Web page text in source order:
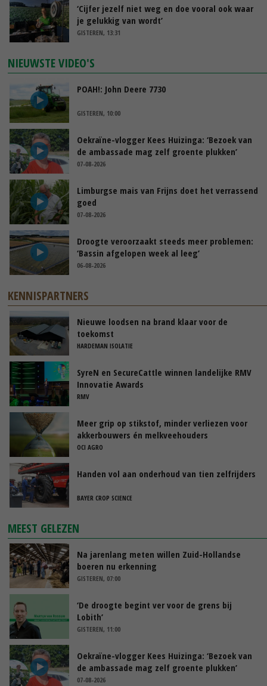
‘Cijfer jezelf niet weg en doe vooral ook waar
je gelukkig van wordt’
GISTEREN, 13:31
NIEUWSTE VIDEO'S
POAH!: John Deere 7730
GISTEREN, 10:00
Oekraïne-vlogger Kees Huizinga: ‘Bezoek van
de ambassade mag zelf groente plukken’
07-08-2026
Limburgse mais van Frijns doet het verrassend
goed
07-08-2026
Droogte veroorzaakt steeds meer problemen:
‘Bassin afgelopen week al leeg’
06-08-2026
KENNISPARTNERS
Nieuwe loodsen na brand klaar voor de
toekomst
HARDEMAN ISOLATIE
SyreN en SecureCattle winnen landelijke RMV
Innovatie Awards
RMV
Meer grip op stikstof, minder verliezen voor
akkerbouwers én melkveehouders
OCI AGRO
Handen vol aan onderhoud van tien zelfrijders
BAYER CROP SCIENCE
MEEST GELEZEN
Na jarenlang meten willen Zuid-Hollandse
boeren nu erkenning
GISTEREN, 07:00
‘De droogte begint ver voor de grens bij
Lobith’
GISTEREN, 11:00
Oekraïne-vlogger Kees Huizinga: ‘Bezoek van
de ambassade mag zelf groente plukken’
07-08-2026